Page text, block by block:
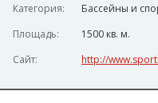
Категория:
Бассейны и
Площадь:
1500 кв. м.
Сайт:
http://